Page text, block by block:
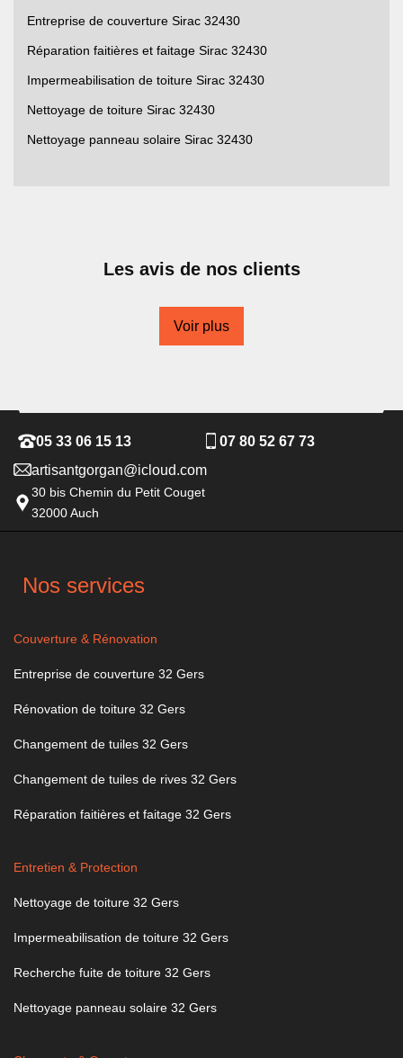
Entreprise de couverture Sirac 32430
Réparation faitières et faitage Sirac 32430
Impermeabilisation de toiture Sirac 32430
Nettoyage de toiture Sirac 32430
Nettoyage panneau solaire Sirac 32430
Les avis de nos clients
Voir plus
05 33 06 15 13
07 80 52 67 73
artisantgorgan@icloud.com
30 bis Chemin du Petit Couget
32000 Auch
Nos services
Couverture & Rénovation
Entreprise de couverture 32 Gers
Rénovation de toiture 32 Gers
Changement de tuiles 32 Gers
Changement de tuiles de rives 32 Gers
Réparation faitières et faitage 32 Gers
Entretien & Protection
Nettoyage de toiture 32 Gers
Impermeabilisation de toiture 32 Gers
Recherche fuite de toiture 32 Gers
Nettoyage panneau solaire 32 Gers